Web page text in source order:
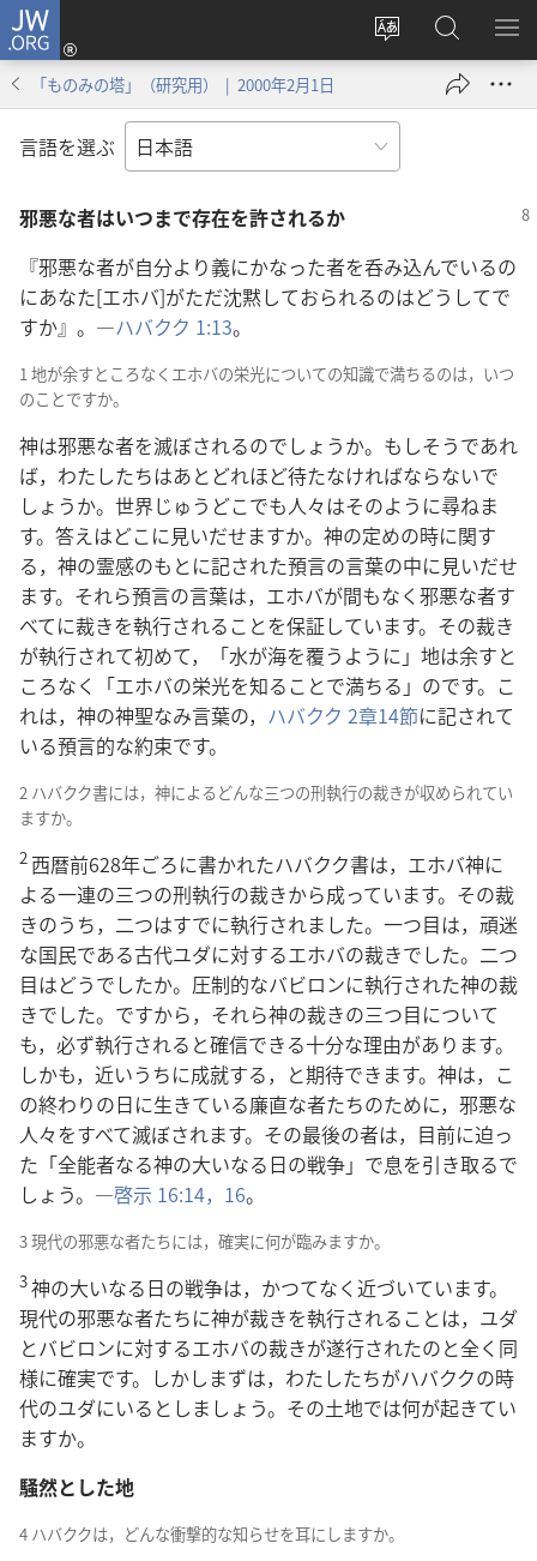
JW.ORG
サ
ト
の
言
変
え
る
ロ
グ
ン
し
ブ
で
開
JW.ORG
の
検
メ
を
「ものみの塔」（研究用） | 2000年2月1日
言語を選ぶ
邪悪な者はいつまで存在を許されるか
『邪悪な者が自分より義にかなった者を呑み込んでいるの
にあなた[エホバ]がただ沈黙しておられるのはどうしてで
すか』。―ハバクク 1:13。
1 地が余すところなくエホバの栄光についての知識で満ちるのは，いつ
のことですか。
神は邪悪な者を滅ぼされるのでしょうか。もしそうであれ
ば，わたしたちはあとどれほど待たなければならないで
しょうか。世界じゅうどこでも人々はそのように尋ねま
す。答えはどこに見いだせますか。神の定めの時に関す
る，神の霊感のもとに記された預言の言葉の中に見いだせ
ます。それら預言の言葉は，エホバが間もなく邪悪な者す
べてに裁きを執行されることを保証しています。その裁き
が執行されて初めて，「水が海を覆うように」地は余すと
ころなく「エホバの栄光を知ることで満ちる」のです。こ
れは，神の神聖なみ言葉の， ハバクク 2章14節に記されて
いる預言的な約束です。
2 ハバクク書には，神によるどんな三つの刑執行の裁きが収められてい
ますか。
2 西暦前628年ごろに書かれたハバクク書は，エホバ神に
よる一連の三つの刑執行の裁きから成っています。その裁
きのうち，二つはすでに執行されました。一つ目は，頑迷
な国民である古代ユダに対するエホバの裁きでした。二つ
目はどうでしたか。圧制的なバビロンに執行された神の裁
きでした。ですから，それら神の裁きの三つ目について
も，必ず執行されると確信できる十分な理由があります。
しかも，近いうちに成就する，と期待できます。神は，こ
の終わりの日に生きている廉直な者たちのために，邪悪な
人々をすべて滅ぼされます。その最後の者は，目前に迫っ
た「全能者なる神の大いなる日の戦争」で息を引き取るで
しょう。―啓示 16:14， 16。
3 現代の邪悪な者たちには，確実に何が臨みますか。
3神の大いなる日の戦争は，かつてなく近づいています。
現代の邪悪な者たちに神が裁きを執行されることは，ユダ
とバビロンに対するエホバの裁きが遂行されたのと全く同
様に確実です。しかしまずは，わたしたちがハバククの時
代のユダにいるとしましょう。その土地では何が起きてい
ますか。
騒然とした地
4 ハバククは，どんな衝撃的な知らせを耳にしますか。